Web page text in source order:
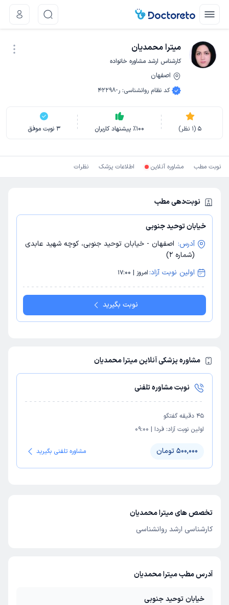
میترا محمدیان
کارشناس ارشد مشاوره خانواده
اصفهان
کد نظام روانشناسی: ر-42298
5
(
1 نظر) ٪100 پیشنهاد کاربران 3 نوبت موفق
نوبت مطب مشاوره آنلاین اطلاعات پزشک نظرات
نوبت‌دهی مطب
خیابان توحید جنوبی
آدرس: اصفهان - خیابان توحید جنوبی، کوچه شهید عابدی
(شماره 2)
اولین نوبت آزاد: امروز | 17:00
نوبت بگیرید
مشاوره پزشکی آنلاین میترا محمدیان
نوبت مشاوره تلفنی
45 دقیقه گفتگو
اولین نوبت آزاد: فردا |
09:00
500,000 تومان مشاوره تلفنی بگیرید
تخصص های میترا محمدیان
کارشناسی ارشد روانشناسی
آدرس مطب میترا محمدیان
خیابان توحید جنوبی